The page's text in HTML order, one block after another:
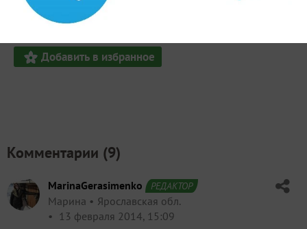
Добавили запись в избранное
Иринаи еще
Добавить в избранное
Комментарии (9)
MarinaGerasimenko РЕДАКТОР
Марина
Ярославская обл.
13 февраля 2014, 15:09